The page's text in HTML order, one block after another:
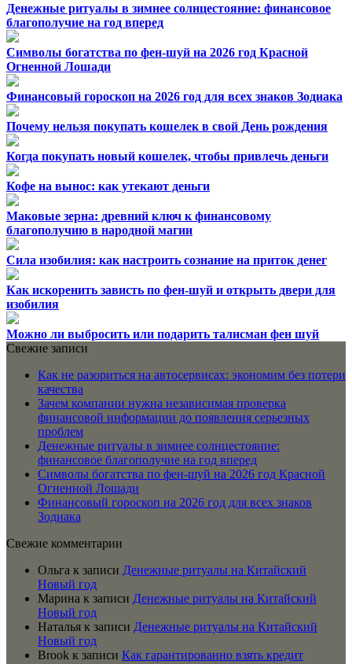
Денежные ритуалы в зимнее солнцестояние: финансовое
благополучие на год вперед
Символы богатства по фен-шуй на 2026 год Красной
Огненной Лошади
Финансовый гороскоп на 2026 год для всех знаков Зодиака
Почему нельзя покупать кошелек в свой День рождения
Когда покупать новый кошелек, чтобы привлечь деньги
Кофе на вынос: как утекают деньги
Маковые зерна: древний ключ к финансовому
благополучию в народной магии
Сила изобилия: как настроить сознание на приток денег
Как искоренить зависть по фен-шуй и открыть двери для
изобилия
Можно ли выбросить или подарить талисман фен шуй
Свежие записи
Как не разориться на автосервисах: экономим без потери
качества
Зачем компании нужна независимая проверка
финансовой информации до появления серьезных
проблем
Денежные ритуалы в зимнее солнцестояние:
финансовое благополучие на год вперед
Символы богатства по фен-шуй на 2026 год Красной
Огненной Лошади
Финансовый гороскоп на 2026 год для всех знаков
Зодиака
Свежие комментарии
Ольга к записи Денежные ритуалы на Китайский
Новый год
Марина к записи Денежные ритуалы на Китайский
Новый год
Наталья к записи Денежные ритуалы на Китайский
Новый год
Brook к записи Как гарантированно взять кредит